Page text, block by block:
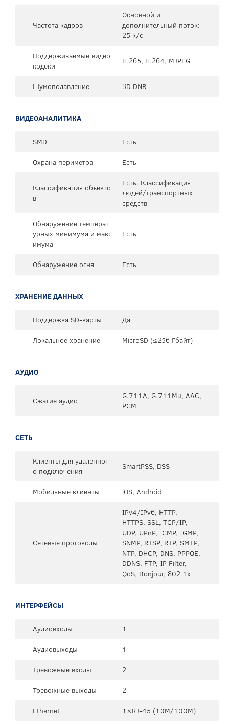
Частота кадров
Основной и
дополнительный поток:
25 к/с
Поддерживаемые видео
кодеки
H.265, H.264, MJPEG
Шумоподавление 3D DNR
ВИДЕОАНАЛИТИКА
SMD
Есть
Охрана периметра
Есть
Классификация объекто
в
Есть. Классификация
людей/транспортных
средств
Обнаружение температ
урных минимума и макс
имума
Есть
Обнаружение огня Есть
ХРАНЕНИЕ ДАННЫХ
Поддержка SD-карты
Да
Локальное хранение
MicroSD (≤256 Гбайт)
АУДИО
Сжатие аудио
G.711A, G.711Mu, AAC,
PCM
СЕТЬ
Клиенты для удаленног
о подключения
SmartPSS, DSS
Мобильные клиенты iOS, Android
Сетевые протоколы
IPv4/IPv6, HTTP,
HTTPS, SSL, TCP/IP,
UDP, UPnP, ICMP, IGMP,
SNMP, RTSP, RTP, SMTP,
NTP, DHCP, DNS, PPPOE,
DDNS, FTP, IP Filter,
QoS, Bonjour, 802.1x
ИНТЕРФЕЙСЫ
Аудиовходы
1
Аудиовыходы
1
Тревожные входы
2
Тревожные выходы
2
Ethernet
1×RJ-45 (10М/100М)